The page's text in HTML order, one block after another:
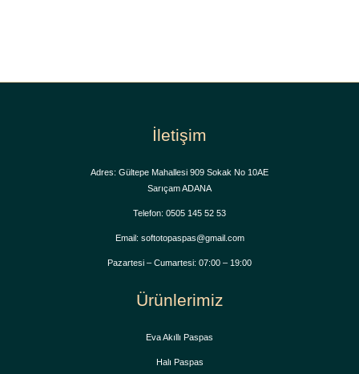
İletişim
Adres: Gültepe Mahallesi 909 Sokak No 10AE
Sarıçam ADANA
Telefon: 0505 145 52 53
Email: softotopaspas@gmail.com
Pazartesi – Cumartesi: 07:00 – 19:00
Ürünlerimiz
Eva Akıllı Paspas
Halı Paspas